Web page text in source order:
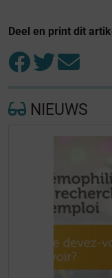
Deel en print dit
NIEUWS